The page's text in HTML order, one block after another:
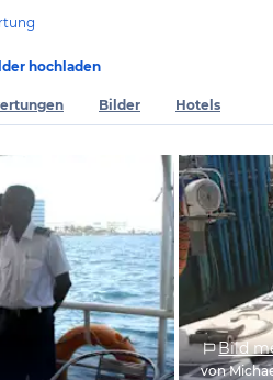
hochladen
Bilder Hotels
Bild
von